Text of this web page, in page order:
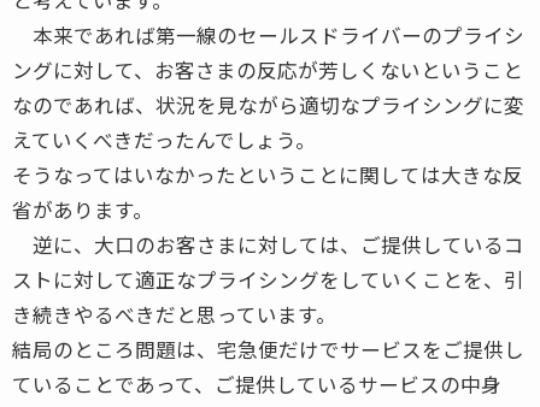
本来であれば第一線のセールスドライバーのプライシ
ングに対して、お客さまの反応が芳しくないということ
なのであれば、状況を見ながら適切なプライシングに変
えていくべきだったんでしょう。
そうなってはいなかったということに関しては大きな反
省があります。
逆に、大口のお客さまに対しては、ご提供しているコ
ストに対して適正なプライシングをしていくことを、引
き続きやるべきだと思っています。
結局のところ問題は、宅急便だけでサービスをご提供し
ていることであって、ご提供しているサービスの中身